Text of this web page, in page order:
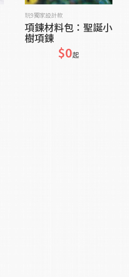
貨到通知我
玩9獨家設計款
項鍊材料包：聖誕小
樹項鍊
$0起